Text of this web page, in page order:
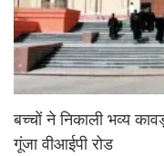
बच्चों ने निकाली भव्य
गूंजा वीआईपी रोड